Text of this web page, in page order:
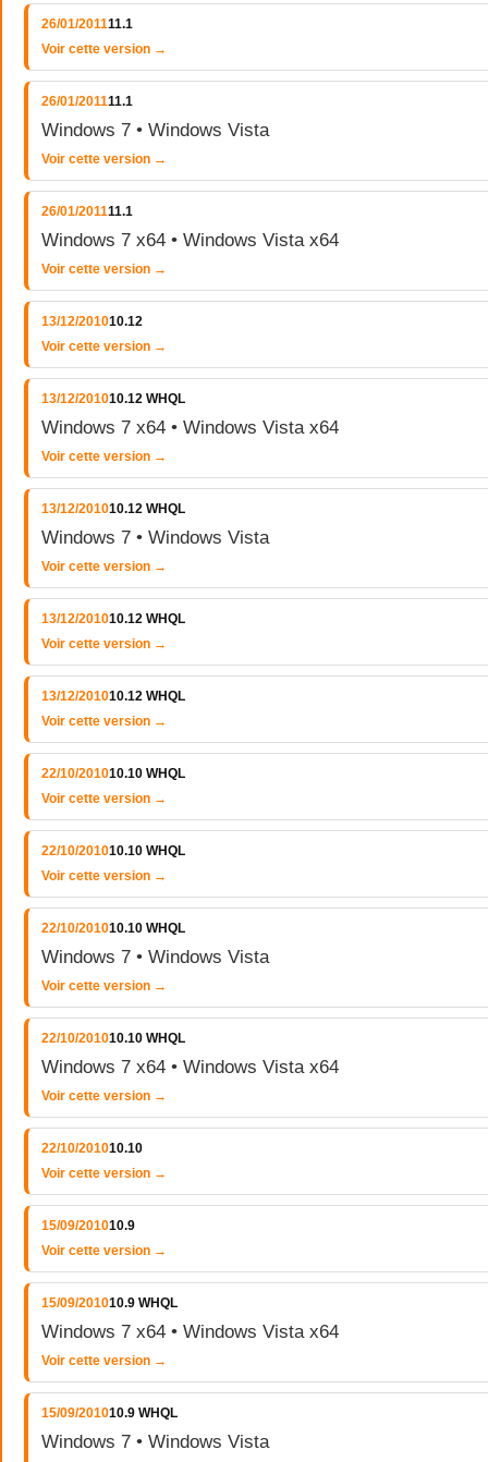
26/01/201111.1
Voir cette version →
26/01/201111.1
Windows 7 • Windows Vista
Voir cette version →
26/01/201111.1
Windows 7 x64 • Windows Vista x64
Voir cette version →
13/12/201010.12
Voir cette version →
13/12/201010.12 WHQL
Windows 7 x64 • Windows Vista x64
Voir cette version →
13/12/201010.12 WHQL
Windows 7 • Windows Vista
Voir cette version →
13/12/201010.12 WHQL
Voir cette version →
13/12/201010.12 WHQL
Voir cette version →
22/10/201010.10 WHQL
Voir cette version →
22/10/201010.10 WHQL
Voir cette version →
22/10/201010.10 WHQL
Windows 7 • Windows Vista
Voir cette version →
22/10/201010.10 WHQL
Windows 7 x64 • Windows Vista x64
Voir cette version →
22/10/201010.10
Voir cette version →
15/09/201010.9
Voir cette version →
15/09/201010.9 WHQL
Windows 7 x64 • Windows Vista x64
Voir cette version →
15/09/201010.9 WHQL
Windows 7 • Windows Vista